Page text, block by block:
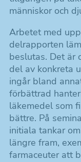
människor och
Arbetet med
delrapporten
beslutas. Det är
del av konkreta
ingår bland
förbättrad
läkemedel som
bättre. På
initiala tankar
längre fram,
farmaceuter att